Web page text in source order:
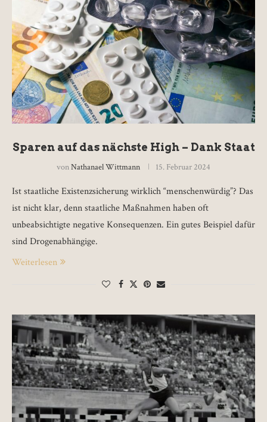
Sparen auf das nächste High – Dank Staat
vonNathanael Wittmann 15. Februar 2024
Ist staatliche Existenzsicherung wirklich “menschenwürdig”? Das
ist nicht klar, denn staatliche Maßnahmen haben oft
unbeabsichtigte negative Konsequenzen. Ein gutes Beispiel dafür
sind Drogenabhängige.
Weiterlesen